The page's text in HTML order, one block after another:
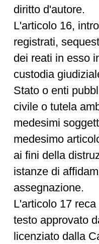
diritto d'autore.
L'articolo 16,
registrati,
dei reati in esso
custodia
Stato o enti
civile o tutela
medesimi
medesimo
ai fini della
istanze di
assegnazione.
L'articolo 17
testo approvato
licenziato dalla